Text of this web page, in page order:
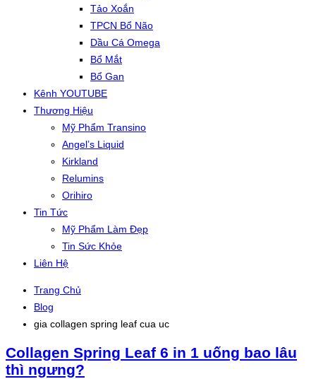
Tảo Xoắn
TPCN Bổ Não
Dầu Cá Omega
Bổ Mắt
Bổ Gan
Kênh YOUTUBE
Thương Hiệu
Mỹ Phẩm Transino
Angel’s Liquid
Kirkland
Relumins
Orihiro
Tin Tức
Mỹ Phẩm Làm Đẹp
Tin Sức Khỏe
Liên Hệ
Trang Chủ
Blog
gia collagen spring leaf cua uc
Collagen Spring Leaf 6 in 1 uống bao lâu
thì ngưng?